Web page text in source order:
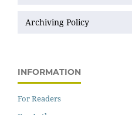
Archiving Policy
INFORMATION
For Readers